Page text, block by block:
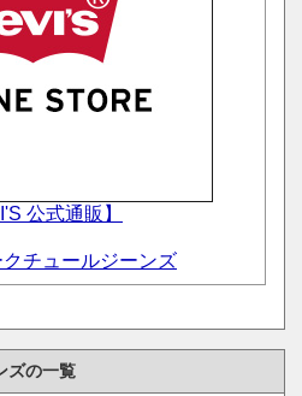
公式通販】
チュールジーンズ
ズの一覧